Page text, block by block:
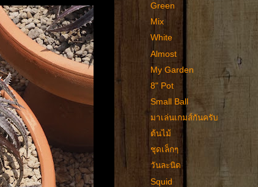
Green
Mix
White
Almost
My Garden
8" Pot
Small Ball
มาเล่นเกมส์กันครับ
ต้นไม้
ชุดเล็กๆ
วันละนิด
Squid